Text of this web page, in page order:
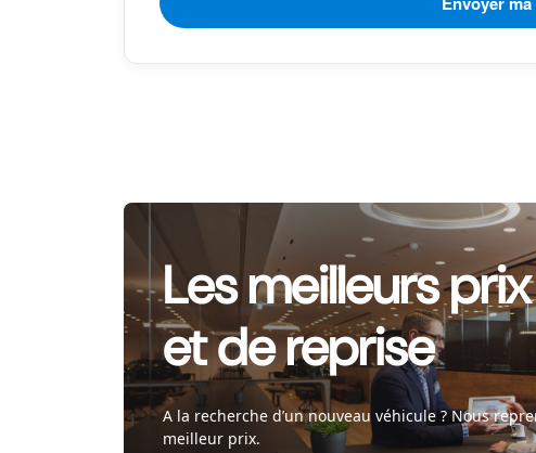
Les meilleurs
et de reprise
A la recherche d’un nouveau véhicule ? Nous
meilleur prix.